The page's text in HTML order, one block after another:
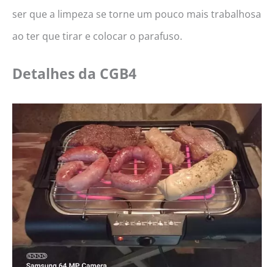
ser que a limpeza se torne um pouco mais trabalhosa
ao ter que tirar e colocar o parafuso.
Detalhes da CGB4